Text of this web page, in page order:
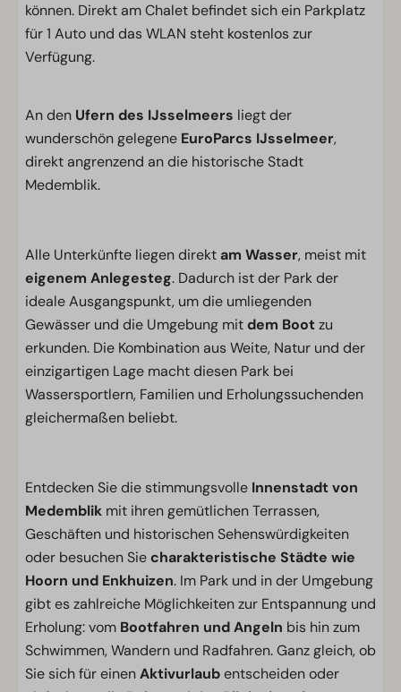
können. Direkt am Chalet befindet sich ein Parkplatz
für 1 Auto und das WLAN steht kostenlos zur
Verfügung.
An den Ufern des IJsselmeers liegt der
wunderschön gelegene EuroParcs IJsselmeer,
direkt angrenzend an die historische Stadt
Medemblik.
Alle Unterkünfte liegen direkt am Wasser, meist mit
eigenem Anlegesteg. Dadurch ist der Park der
ideale Ausgangspunkt, um die umliegenden
Gewässer und die Umgebung mitdem Bootzu
erkunden. Die Kombination aus Weite, Natur und der
einzigartigen Lage macht diesen Park bei
Wassersportlern, Familien und Erholungssuchenden
gleichermaßen beliebt.
Entdecken Sie die stimmungsvolle Innenstadt von
Medemblik mit ihren gemütlichen Terrassen,
Geschäften und historischen Sehenswürdigkeiten
oder besuchen Siecharakteristische Städte wie
Hoorn und Enkhuizen. Im Park und in der Umgebung
gibt es zahlreiche Möglichkeiten zur Entspannung und
Erholung: vom Bootfahren und Angeln bis hin zum
Schwimmen, Wandern und Radfahren. Ganz gleich, ob
Sie sich für einenAktivurlaubentscheiden oder